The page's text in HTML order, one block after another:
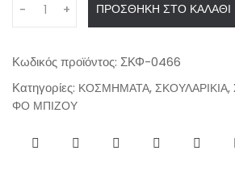
r
i
c
τ
ι
μ
n
i
t
- + ΠΡΟΣΘΉΚΗ ΣΤΟ ΚΑΛΆΘΙ
Κωδικός προϊόντος: ΣΚΦ-0466
Κατηγορίες: ΚΟΣΜΗΜΑΤΑ, ΣΚΟΥΛΑΡΙΚΙΑ,
ΦΟ ΜΠΙΖΟΥ